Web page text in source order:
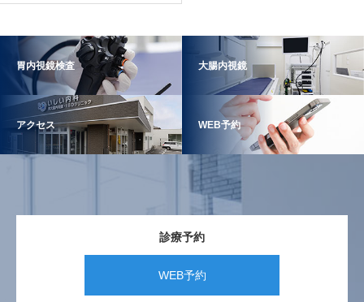
胃内視鏡検査 大腸内視鏡
アクセス WEB予約
診療予約
WEB予約